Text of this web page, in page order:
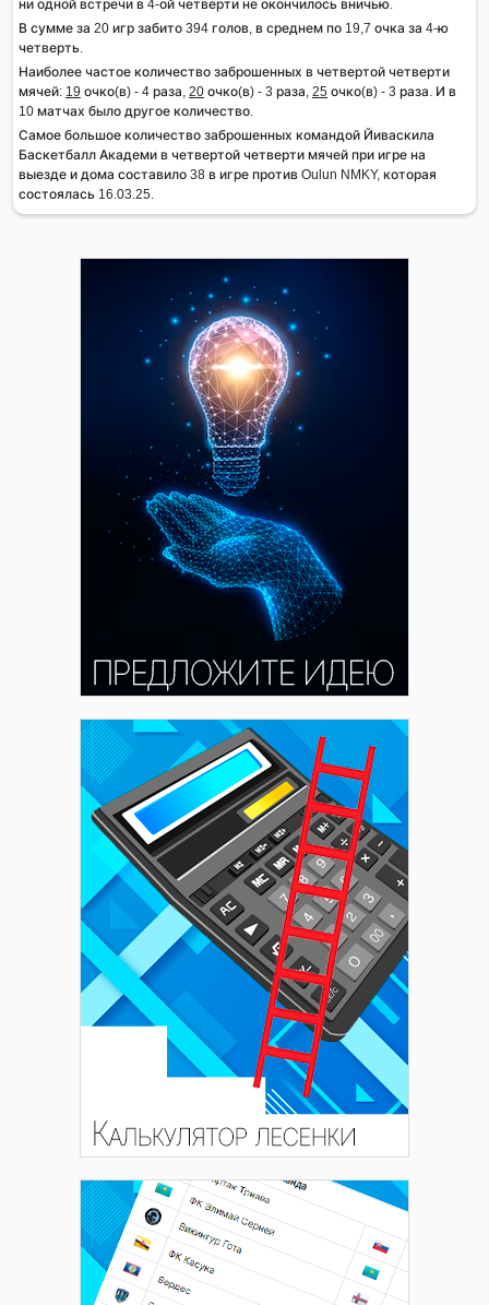
ни одной встречи в 4-ой четверти не окончилось вничью.
В сумме за 20 игр забито 394 голов, в среднем по 19,7 очка за 4-ю
четверть.
Наиболее частое количество заброшенных в четвертой четверти
мячей: 19 очко(в) - 4 раза, 20 очко(в) - 3 раза, 25 очко(в) - 3 раза. И в
10 матчах было другое количество.
Самое большое количество заброшенных командой Йиваскила
Баскетбалл Академи в четвертой четверти мячей при игре на
выезде и дома составило 38 в игре против Oulun NMKY, которая
состоялась 16.03.25.